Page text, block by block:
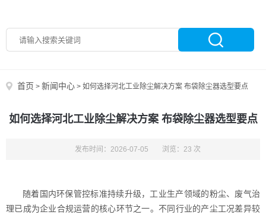
首页 > 新闻中心 > 如何选择河北工业除尘解决方案 布袋除尘器选型要点
如何选择河北工业除尘解决方案 布袋除尘器选型要点
发布时间：2026-07-05 浏览：23 次
随着国内环保管控标准持续升级，工业生产领域的粉尘、废气治
理已成为企业合规运营的核心环节之一。不同行业的产尘工况差异较